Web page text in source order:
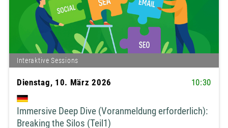
Interaktive Sessions
Dienstag, 10. März 2026 10:30
Immersive Deep Dive (Voranmeldung erforderlich):
Breaking the Silos (Teil1)